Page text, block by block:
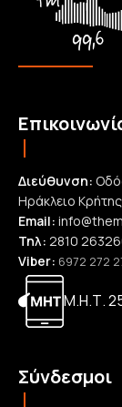
Διεύθυνση:
Ηράκλειο Κρήτης
Email:
Τηλ: 2810
Viber: 6972 272
Μ.Η.Τ.
Σύνδεσμοι